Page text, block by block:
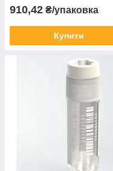
910,42 ₴/упаковка
Купити